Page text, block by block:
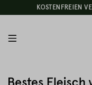
KOSTENFREIEN